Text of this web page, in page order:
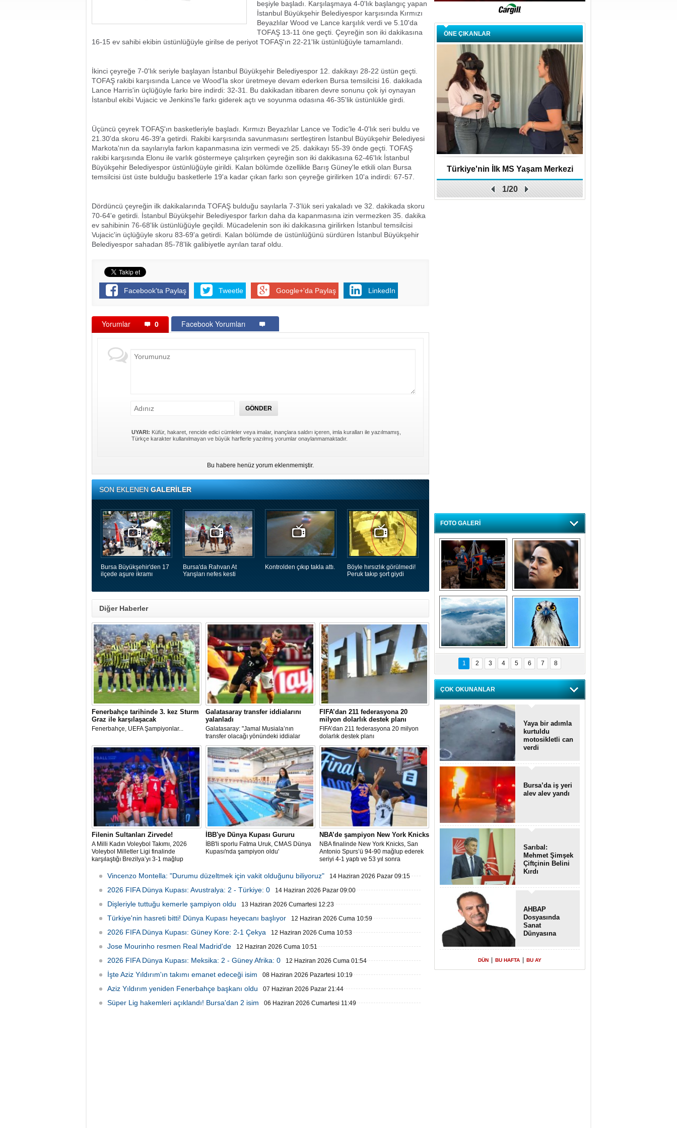
beşiyle başladı. Karşılaşmaya 4-0'lık başlangıç yapan
İstanbul Büyükşehir Belediyespor karşısında Kırmızı
Beyazlılar Wood ve Lance karşılık verdi ve 5.10'da
TOFAŞ 13-11 öne geçti. Çeyreğin son iki dakikasına
16-15 ev sahibi ekibin üstünlüğüyle girilse de periyot TOFAŞ'ın 22-21'lik üstünlüğüyle tamamlandı.
İkinci çeyreğe 7-0'lık seriyle başlayan İstanbul Büyükşehir Belediyespor 12. dakikayı 28-22 üstün geçti.
TOFAŞ rakibi karşısında Lance ve Wood'la skor üretmeye devam ederken Bursa temsilcisi 16. dakikada
Lance Harris'in üçlüğüyle farkı bire indirdi: 32-31. Bu dakikadan itibaren devre sonunu çok iyi oynayan
İstanbul ekibi Vujacic ve Jenkins'le farkı giderek açtı ve soyunma odasına 46-35'lik üstünlükle girdi.
Üçüncü çeyrek TOFAŞ'ın basketleriyle başladı. Kırmızı Beyazlılar Lance ve Todic'le 4-0'lık seri buldu ve
21.30'da skoru 46-39'a getirdi. Rakibi karşısında savunmasını sertleştiren İstanbul Büyükşehir Belediyesi
Markota'nın da sayılarıyla farkın kapanmasına izin vermedi ve 25. dakikayı 55-39 önde geçti. TOFAŞ
rakibi karşısında Elonu ile varlık göstermeye çalışırken çeyreğin son iki dakikasına 62-46'lık İstanbul
Büyükşehir Belediyespor üstünlüğüyle girildi. Kalan bölümde özellikle Barış Güney'le etkili olan Bursa
temsilcisi üst üste bulduğu basketlerle 19'a kadar çıkan farkı son çeyreğe girilirken 10'a indirdi: 67-57.
Dördüncü çeyreğin ilk dakikalarında TOFAŞ bulduğu sayılarla 7-3'lük seri yakaladı ve 32. dakikada skoru
70-64'e getirdi. İstanbul Büyükşehir Belediyespor farkın daha da kapanmasına izin vermezken 35. dakika
ev sahibinin 76-68'lik üstünlüğüyle geçildi. Mücadelenin son iki dakikasına girilirken İstanbul temsilcisi
Vujacic'in üçlüğüyle skoru 83-69'a getirdi. Kalan bölümde de üstünlüğünü sürdüren İstanbul Büyükşehir
Belediyespor sahadan 85-78'lik galibiyetle ayrılan taraf oldu.
Facebook'ta Paylaş Tweetle Google+'da Paylaş LinkedIn
Yorumlar 0 Facebook Yorumları
UYARI: Küfür, hakaret, rencide edici cümleler veya imalar, inançlara saldırı içeren, imla kuralları ile yazılmamış,
Türkçe karakter kullanılmayan ve büyük harflerle yazılmış yorumlar onaylanmamaktadır.
Bu habere henüz yorum eklenmemiştir.
SON EKLENENGALERİLER
Bursa Büyükşehir'den 17
ilçede aşure ikramı
Bursa'da Rahvan At
Yarışları nefes kesti
Kontrolden çıkıp takla attı.
Böyle hırsızlık görülmedi!
Peruk takıp şort giydi
Diğer Haberler
Fenerbahçe tarihinde 3. kez Sturm
Graz ile karşılaşacak
Fenerbahçe, UEFA Şampiyonlar...
Galatasaray transfer iddialarını
yalanladı
Galatasaray: "Jamal Musiala’nın
transfer olacağı yönündeki iddialar
gerçek dışıdır"
FIFA’dan 211 federasyona 20
milyon dolarlık destek planı
FIFA’dan 211 federasyona 20 milyon
dolarlık destek planı
Filenin Sultanları Zirvede!
A Milli Kadın Voleybol Takımı, 2026
Voleybol Milletler Ligi finalinde
karşılaştığı Brezilya’yı 3-1 mağlup
İBB'ye Dünya Kupası Gururu
İBB'li sporlu Fatma Uruk, CMAS Dünya
Kupası'nda şampiyon oldu'
NBA’de şampiyon New York Knicks
NBA finalinde New York Knicks, San
Antonio Spurs’ü 94-90 mağlup ederek
seriyi 4-1 yaptı ve 53 yıl sonra
Vincenzo Montella: "Durumu düzeltmek için vakit olduğunu biliyoruz" 14 Haziran 2026 Pazar 09:15
2026 FIFA Dünya Kupası: Avustralya: 2 - Türkiye: 0 14 Haziran 2026 Pazar 09:00
Dişleriyle tuttuğu kemerle şampiyon oldu 13 Haziran 2026 Cumartesi 12:23
Türkiye'nin hasreti bitti! Dünya Kupası heyecanı başlıyor 12 Haziran 2026 Cuma 10:59
2026 FIFA Dünya Kupası: Güney Kore: 2-1 Çekya 12 Haziran 2026 Cuma 10:53
Jose Mourinho resmen Real Madrid'de 12 Haziran 2026 Cuma 10:51
2026 FIFA Dünya Kupası: Meksika: 2 - Güney Afrika: 0 12 Haziran 2026 Cuma 01:54
İşte Aziz Yıldırım'ın takımı emanet edeceği isim 08 Haziran 2026 Pazartesi 10:19
Aziz Yıldırım yeniden Fenerbahçe başkanı oldu 07 Haziran 2026 Pazar 21:44
Süper Lig hakemleri açıklandı! Bursa'dan 2 isim 06 Haziran 2026 Cumartesi 11:49
ÖNE ÇIKANLAR
Türkiye'nin İlk MS Yaşam Merkezi
Açıldı
1/20
FOTO GALERİ
Bursa'da deprem
tatbikatı gerçeğini
aratmadı
Özlem ve minnetle
anıyoruz
Bursa'dan
büyüleyen
fotoğraflar
Balık Kartalı
Bursa’da
görüntülendi
1 2 3 4 5 6 7 8
ÇOK OKUNANLAR
Yaya bir adımla
kurtuldu
motosikletli can
verdi
Bursa’da iş yeri
alev alev yandı
Sarıbal:
Mehmet Şimşek
Çiftçinin Belini
Kırdı
AHBAP
Dosyasında
Sanat
Dünyasına
Transferler
DÜN BU HAFTA BU AY